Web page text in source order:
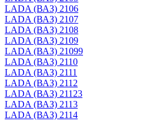
LADA (ВАЗ) 2106
LADA (ВАЗ) 2107
LADA (ВАЗ) 2108
LADA (ВАЗ) 2109
LADA (ВАЗ) 21099
LADA (ВАЗ) 2110
LADA (ВАЗ) 2111
LADA (ВАЗ) 2112
LADA (ВАЗ) 21123
LADA (ВАЗ) 2113
LADA (ВАЗ) 2114